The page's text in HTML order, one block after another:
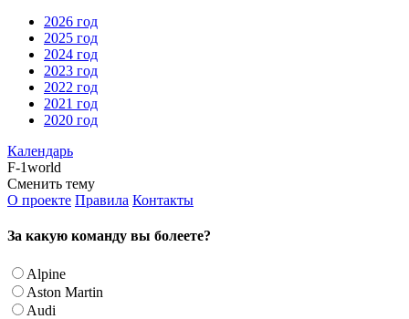
2026 год
2025 год
2024 год
2023 год
2022 год
2021 год
2020 год
Календарь
F-1world
Сменить тему
О проекте Правила Контакты
За какую команду вы болеете?
Alpine
Aston Martin
Audi